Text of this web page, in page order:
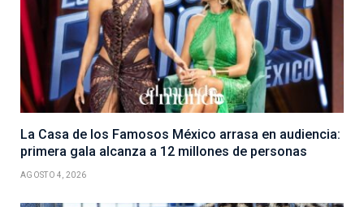
La Casa de los Famosos México arrasa en audiencia:
primera gala alcanza a 12 millones de personas
AGOSTO 4, 2026